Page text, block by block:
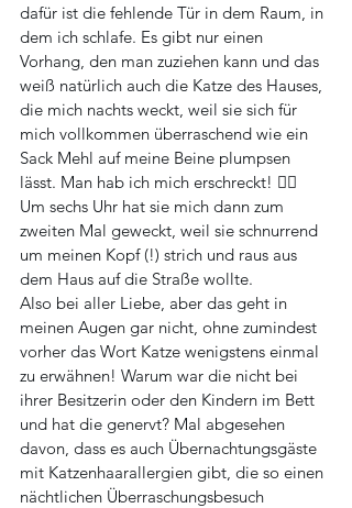
dafür ist die fehlende Tür in dem Raum, in
dem ich schlafe. Es gibt nur einen
Vorhang, den man zuziehen kann und das
weiß natürlich auch die Katze des Hauses,
die mich nachts weckt, weil sie sich für
mich vollkommen überraschend wie ein
Sack Mehl auf meine Beine plumpsen
lässt. Man hab ich mich erschreckt! 😵‍💫
Um sechs Uhr hat sie mich dann zum
zweiten Mal geweckt, weil sie schnurrend
um meinen Kopf (!) strich und raus aus
dem Haus auf die Straße wollte.
Also bei aller Liebe, aber das geht in
meinen Augen gar nicht, ohne zumindest
vorher das Wort Katze wenigstens einmal
zu erwähnen! Warum war die nicht bei
ihrer Besitzerin oder den Kindern im Bett
und hat die genervt? Mal abgesehen
davon, dass es auch Übernachtungsgäste
mit Katzenhaarallergien gibt, die so einen
nächtlichen Überraschungsbesuch